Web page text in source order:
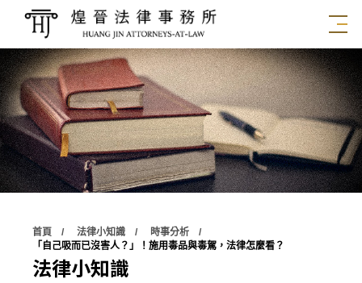
首頁 法律小知識
時事分析
「自己吸而已沒害人？」！施用毒品與毒駕，法律怎麼看？
法律小知識